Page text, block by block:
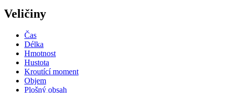
Veličiny
Čas
Délka
Hmotnost
Hustota
Kroutící moment
Objem
Plošný obsah